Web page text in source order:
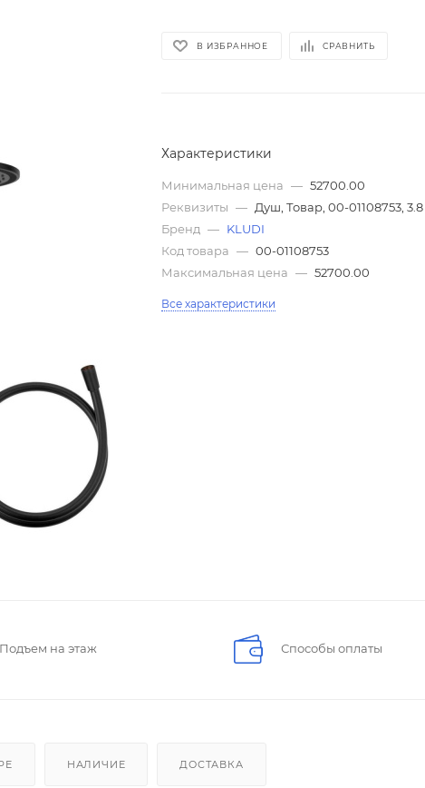
В ИЗБРАННОЕ СРАВНИТЬ
Характеристики
Минимальная цена — 52700.00
Реквизиты — Душ, Товар, 00-01108753, 3.8
Бренд — KLUDI
Код товара — 00-01108753
Максимальная цена — 52700.00
Все характеристики
Подъем на этаж Способы оплаты
НАЛИЧИЕ ДОСТАВКА